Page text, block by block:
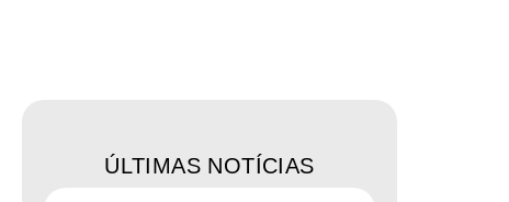
ÚLTIMAS NOTÍCIAS